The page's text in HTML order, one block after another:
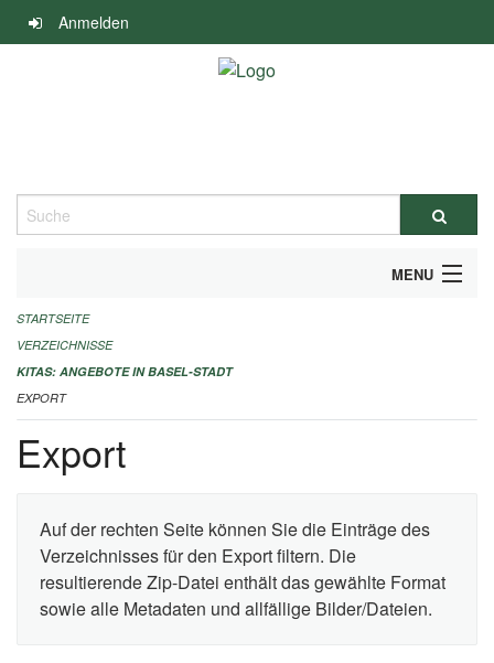
Navigation
überspringen
Anmelden
Suche
MENU
ALLGEMEINE INFORMATIONEN
IMPRESSUM
STARTSEITE
VERZEICHNISSE
KITAS: ANGEBOTE IN BASEL-STADT
EXPORT
Export
Auf der rechten Seite können Sie die Einträge des
Verzeichnisses für den Export filtern. Die
resultierende Zip-Datei enthält das gewählte Format
sowie alle Metadaten und allfällige Bilder/Dateien.